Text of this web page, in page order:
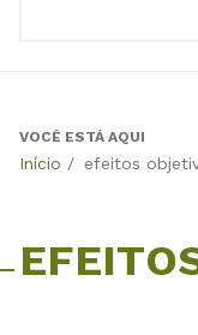
Back
VOCÊ ESTÁ AQUI
Início / efeitos